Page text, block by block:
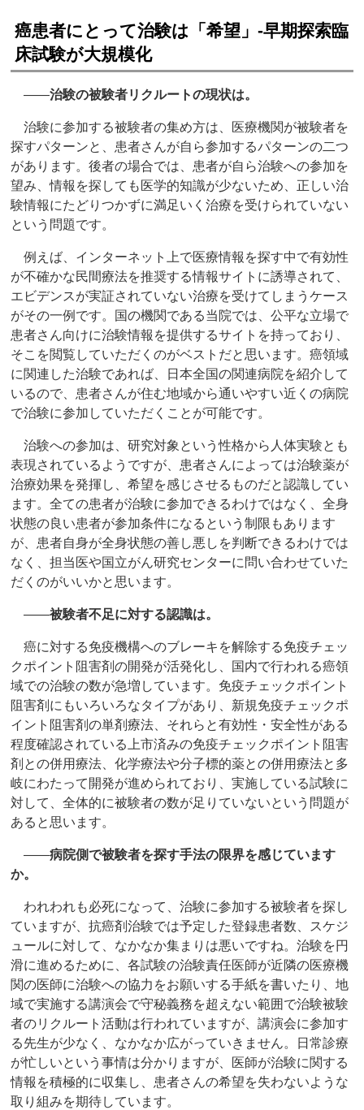
癌患者にとって治験は「希望」‐早期探索臨
床試験が大規模化
――治験の被験者リクルートの現状は。
治験に参加する被験者の集め方は、医療機関が被験者を
探すパターンと、患者さんが自ら参加するパターンの二つ
があります。後者の場合では、患者が自ら治験への参加を
望み、情報を探しても医学的知識が少ないため、正しい治
験情報にたどりつかずに満足いく治療を受けられていない
という問題です。
例えば、インターネット上で医療情報を探す中で有効性
が不確かな民間療法を推奨する情報サイトに誘導されて、
エビデンスが実証されていない治療を受けてしまうケース
がその一例です。国の機関である当院では、公平な立場で
患者さん向けに治験情報を提供するサイトを持っており、
そこを閲覧していただくのがベストだと思います。癌領域
に関連した治験であれば、日本全国の関連病院を紹介して
いるので、患者さんが住む地域から通いやすい近くの病院
で治験に参加していただくことが可能です。
治験への参加は、研究対象という性格から人体実験とも
表現されているようですが、患者さんによっては治験薬が
治療効果を発揮し、希望を感じさせるものだと認識してい
ます。全ての患者が治験に参加できるわけではなく、全身
状態の良い患者が参加条件になるという制限もあります
が、患者自身が全身状態の善し悪しを判断できるわけでは
なく、担当医や国立がん研究センターに問い合わせていた
だくのがいいかと思います。
――被験者不足に対する認識は。
癌に対する免疫機構へのブレーキを解除する免疫チェッ
クポイント阻害剤の開発が活発化し、国内で行われる癌領
域での治験の数が急増しています。免疫チェックポイント
阻害剤にもいろいろなタイプがあり、新規免疫チェックポ
イント阻害剤の単剤療法、それらと有効性・安全性がある
程度確認されている上市済みの免疫チェックポイント阻害
剤との併用療法、化学療法や分子標的薬との併用療法と多
岐にわたって開発が進められており、実施している試験に
対して、全体的に被験者の数が足りていないという問題が
あると思います。
――病院側で被験者を探す手法の限界を感じています
か。
われわれも必死になって、治験に参加する被験者を探し
ていますが、抗癌剤治験では予定した登録患者数、スケジ
ュールに対して、なかなか集まりは悪いですね。治験を円
滑に進めるために、各試験の治験責任医師が近隣の医療機
関の医師に治験への協力をお願いする手紙を書いたり、地
域で実施する講演会で守秘義務を超えない範囲で治験被験
者のリクルート活動は行われていますが、講演会に参加す
る先生が少なく、なかなか広がっていきません。日常診療
が忙しいという事情は分かりますが、医師が治験に関する
情報を積極的に収集し、患者さんの希望を失わないような
取り組みを期待しています。